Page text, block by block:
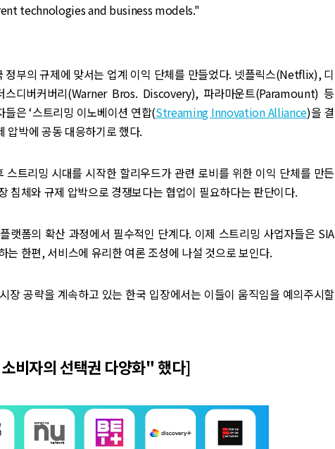
technologies and business models."
정부의 규제에 맞서는 업계 이익 단체를 만들었다. 넷플릭스(Netflix), 디
스디버커버리(Warner Bros. Discovery), 파라마운트(Paramount) 등
은 ‘스트리밍 이노베이션 연합(Streaming Innovation Alliance)을 결
압박에 공동 대응하기로 했다.
스트리밍 시대를 시작한 할리우드가 관련 로비를 위한 이익 단체를 만든
침체와 규제 압박으로 경쟁보다는 협업이 필요하다는 판단이다.
랫폼의 확산 과정에서 필수적인 단계다. 이제 스트리밍 사업자들은 SIA
는 한편, 서비스에 유리한 여론 조성에 나설 것으로 보인다.
장 공략을 계속하고 있는 한국 입장에서는 이들이 움직임을 예의주시할
비자의 선택권 다양화" 했다]